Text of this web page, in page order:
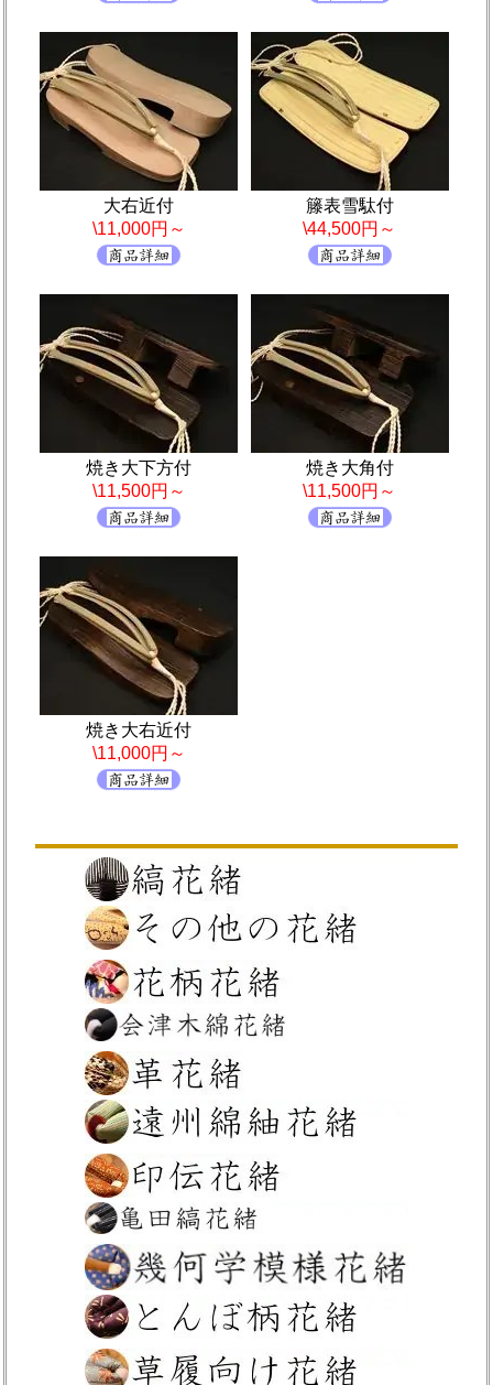
大右近付
\11,000円～
籐表雪駄付
\44,500円～
焼き大下方付
\11,500円～
焼き大角付
\11,500円～
焼き大右近付
\11,000円～